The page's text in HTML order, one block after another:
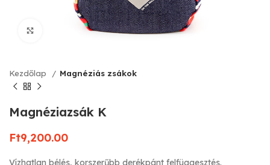
Click to enlarge
Kezdőlap Magnéziás zsákok
Magnéziazsák K
Ft9,200.00
Vízhatlan bélés, korszerűbb derékpánt felfüggesztés.